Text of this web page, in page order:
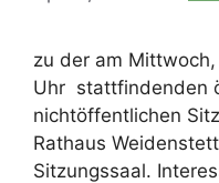
zu der am
Uhr stattfindenden
nichtöffentlichen
Rathaus
Sitzungssaal.